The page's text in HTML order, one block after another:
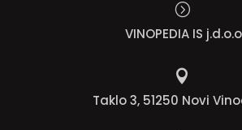
=
VINOPEDIA IS

Taklo 3, 51250 Novi